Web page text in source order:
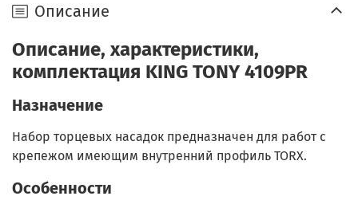
Описание
Описание, характеристики,
комплектация KING TONY 4109PR
Назначение
Набор торцевых насадок предназначен для работ с
крепежом имеющим внутренний профиль TORX.
Особенности